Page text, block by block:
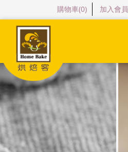
購物車(0) 加入會員
關於烘焙客
最新消息
產品特色